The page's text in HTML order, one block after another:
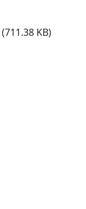
(711.38 KB)